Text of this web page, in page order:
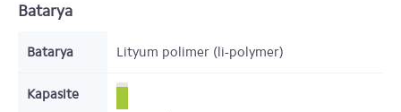
Batarya
Batarya Lityum polimer (li-polymer)
Kapasite